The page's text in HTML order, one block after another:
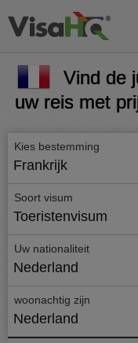
Vind de
uw reis met
Kies bestemming
Frankrijk
Soort visum
Toeristenvisum
Uw nationaliteit
Nederland
woonachtig zijn
Nederland